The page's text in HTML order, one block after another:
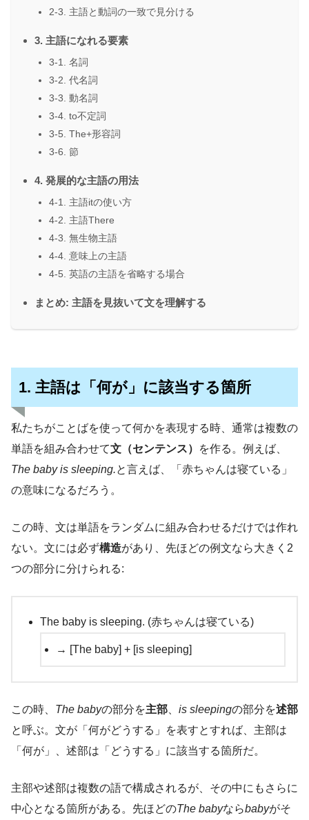
2-3. 主語と動詞の一致で見分ける
3. 主語になれる要素
3-1. 名詞
3-2. 代名詞
3-3. 動名詞
3-4. to不定詞
3-5. The+形容詞
3-6. 節
4. 発展的な主語の用法
4-1. 主語itの使い方
4-2. 主語There
4-3. 無生物主語
4-4. 意味上の主語
4-5. 英語の主語を省略する場合
まとめ: 主語を見抜いて文を理解する
1. 主語は「何が」に該当する箇所
私たちがことばを使って何かを表現する時、通常は複数の
単語を組み合わせて文（センテンス）
を作る。例えば、
The baby is sleeping.と言えば、「赤ちゃんは寝ている」
の意味になるだろう。
この時、文は単語をランダムに組み合わせるだけでは作れ
ない。文には必ず構造があり、先ほどの例文なら大きく2
つの部分に分けられる:
The baby is sleeping. (赤ちゃんは寝ている)
→ [The baby] + [is sleeping]
この時、 The babyの部分を主部 is sleepingの部分を述部
と呼ぶ。文が「何がどうする」を表すとすれば、主部は
「何が」、述部は「どうする」に該当する箇所だ。
主部や述部は複数の語で構成されるが、その中にもさらに
中心となる箇所がある。先ほどのThe babyならbabyがそ